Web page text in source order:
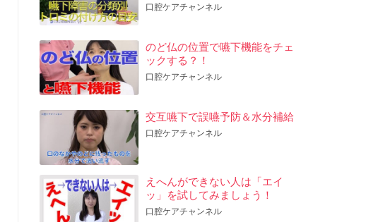
口腔ケアチャンネル
のど仏の位置で嚥下機能をチェ
ックする？！
口腔ケアチャンネル
交互嚥下で誤嚥予防＆水分補給
口腔ケアチャンネル
えへんができない人は「エイ
ッ」を試してみましょう！
口腔ケアチャンネル